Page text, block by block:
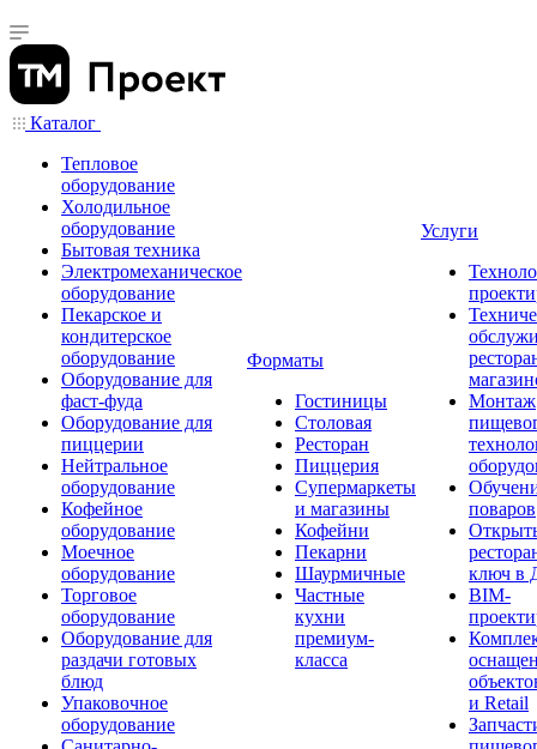
Каталог
Тепловое
оборудование
Холодильное
оборудование
Бытовая техника
Электромеханическое
оборудование
Пекарское и
кондитерское
оборудование
Оборудование для
фаст-фуда
Оборудование для
пиццерии
Нейтральное
оборудование
Кофейное
оборудование
Моечное
оборудование
Торговое
оборудование
Оборудование для
раздачи готовых
блюд
Упаковочное
оборудование
Форматы
Гостиницы
Столовая
Ресторан
Пиццерия
Супермаркеты
и магазины
Кофейни
Пекарни
Шаурмичные
Частные
кухни
премиум-
класса
Услуги
Монтаж
поваров
ключ в
BIM-
и Retail